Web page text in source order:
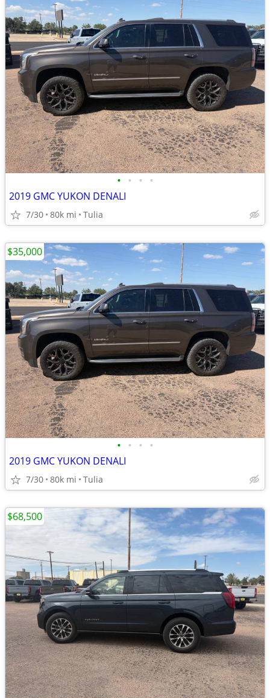
• • • •
2019 GMC YUKON DENALI
7/30 80k mi Tulia
• • • •
2019 GMC YUKON DENALI
7/30 80k mi Tulia
$35,000
$68,500